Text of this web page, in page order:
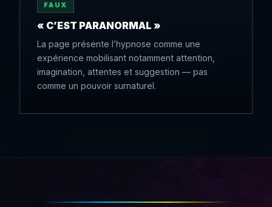
FAUX
« C’EST PARANORMAL »
La page présente l’hypnose comme une
expérience mobilisant notamment attention,
imagination, attentes et suggestion — pas
comme un pouvoir surnaturel.